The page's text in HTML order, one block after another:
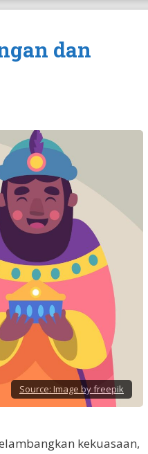
dan
Source: Image by freepik
kekuasaan,